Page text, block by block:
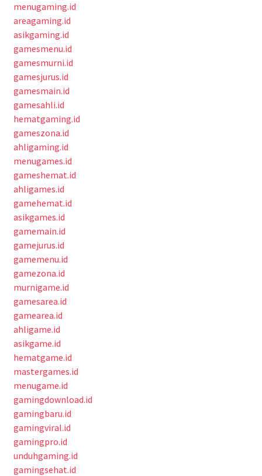
menugaming.id
areagaming.id
asikgaming.id
gamesmenu.id
gamesmurni.id
gamesjurus.id
gamesmain.id
gamesahli.id
hematgaming.id
gameszona.id
ahligaming.id
menugames.id
gameshemat.id
ahligames.id
gamehemat.id
asikgames.id
gamemain.id
gamejurus.id
gamemenu.id
gamezona.id
murnigame.id
gamesarea.id
gamearea.id
ahligame.id
asikgame.id
hematgame.id
mastergames.id
menugame.id
gamingdownload.id
gamingbaru.id
gamingviral.id
gamingpro.id
unduhgaming.id
gamingsehat.id